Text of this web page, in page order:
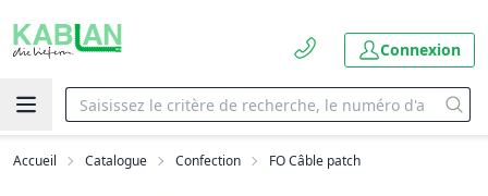
Connexion
Accueil Catalogue Confection FO Câble patch